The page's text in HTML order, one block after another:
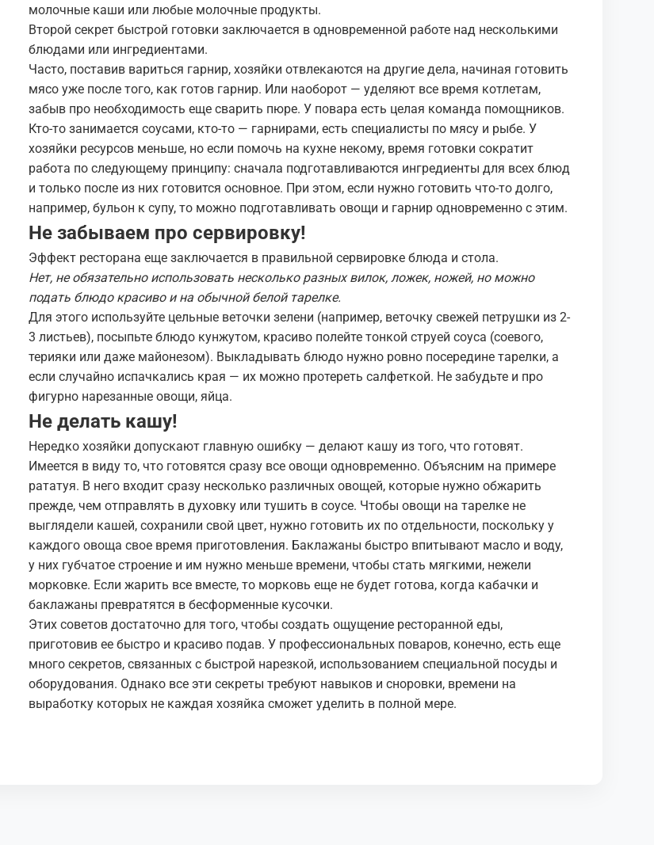
молочные каши или любые молочные продукты.
Второй секрет быстрой готовки заключается в одновременной работе над несколькими
блюдами или ингредиентами.
Часто, поставив вариться гарнир, хозяйки отвлекаются на другие дела, начиная готовить
мясо уже после того, как готов гарнир. Или наоборот — уделяют все время котлетам,
забыв про необходимость еще сварить пюре. У повара есть целая команда помощников.
Кто-то занимается соусами, кто-то — гарнирами, есть специалисты по мясу и рыбе. У
хозяйки ресурсов меньше, но если помочь на кухне некому, время готовки сократит
работа по следующему принципу: сначала подготавливаются ингредиенты для всех блюд
и только после из них готовится основное. При этом, если нужно готовить что-то долго,
например, бульон к супу, то можно подготавливать овощи и гарнир одновременно с этим.
Не забываем про сервировку!
Эффект ресторана еще заключается в правильной сервировке блюда и стола.
Нет, не обязательно использовать несколько разных вилок, ложек, ножей, но можно
подать блюдо красиво и на обычной белой тарелке.
Для этого используйте цельные веточки зелени (например, веточку свежей петрушки из 2-
3 листьев), посыпьте блюдо кунжутом, красиво полейте тонкой струей соуса (соевого,
терияки или даже майонезом). Выкладывать блюдо нужно ровно посередине тарелки, а
если случайно испачкались края — их можно протереть салфеткой. Не забудьте и про
фигурно нарезанные овощи, яйца.
Не делать кашу!
Нередко хозяйки допускают главную ошибку — делают кашу из того, что готовят.
Имеется в виду то, что готовятся сразу все овощи одновременно. Объясним на примере
рататуя. В него входит сразу несколько различных овощей, которые нужно обжарить
прежде, чем отправлять в духовку или тушить в соусе. Чтобы овощи на тарелке не
выглядели кашей, сохранили свой цвет, нужно готовить их по отдельности, поскольку у
каждого овоща свое время приготовления. Баклажаны быстро впитывают масло и воду,
у них губчатое строение и им нужно меньше времени, чтобы стать мягкими, нежели
морковке. Если жарить все вместе, то морковь еще не будет готова, когда кабачки и
баклажаны превратятся в бесформенные кусочки.
Этих советов достаточно для того, чтобы создать ощущение ресторанной еды,
приготовив ее быстро и красиво подав. У профессиональных поваров, конечно, есть еще
много секретов, связанных с быстрой нарезкой, использованием специальной посуды и
оборудования. Однако все эти секреты требуют навыков и сноровки, времени на
выработку которых не каждая хозяйка сможет уделить в полной мере.